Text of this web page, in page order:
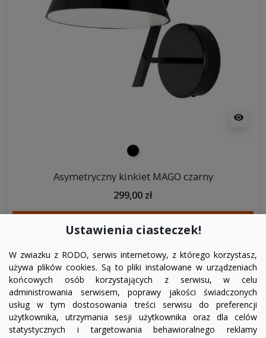
visibility
czarny
Asymetryczny kinkiet MAGO czarny
299,00 zł
Ustawienia ciasteczek!
W zwiazku z RODO, serwis internetowy, z którego korzystasz,
używa plików cookies. Są to pliki instalowane w urządzeniach
końcowych osób korzystających z serwisu, w celu
administrowania serwisem, poprawy jakości świadczonych
usług w tym dostosowania treści serwisu do preferencji
użytkownika, utrzymania sesji użytkownika oraz dla celów
statystycznych i targetowania behawioralnego reklamy